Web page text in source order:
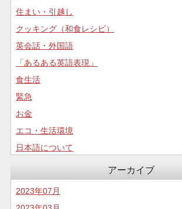
住まい・引越し
クッキング（和食レシピ）
英会話・外国語
「あるある英語表現」
食生活
緊急
お金
エコ・生活環境
日本語について
食生活
アーカイブ
2023年07月